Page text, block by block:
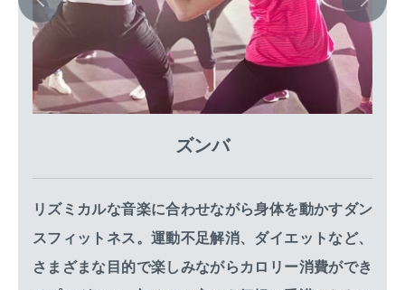
ズンバ
リズミカルな音楽に合わせながら身体を動かすダン
スフィットネス。運動不足解消、ダイエットなど、
さまざまな目的で楽しみながらカロリー消費ができ